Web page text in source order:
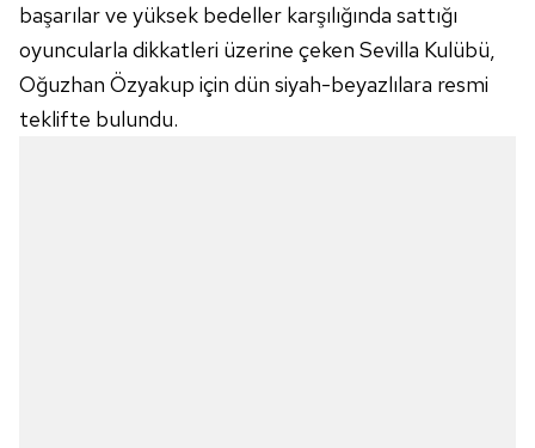
başarılar ve yüksek bedeller karşılığında sattığı
oyuncularla dikkatleri üzerine çeken Sevilla Kulübü,
Oğuzhan Özyakup için dün siyah-beyazlılara resmi
teklifte bulundu.